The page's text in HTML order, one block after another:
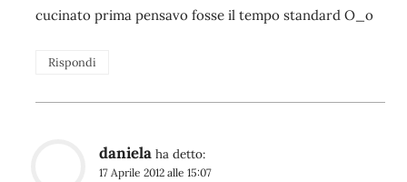
cucinato prima pensavo fosse il tempo standard O_o
Rispondi
daniela ha detto:
17 Aprile 2012 alle 15:07